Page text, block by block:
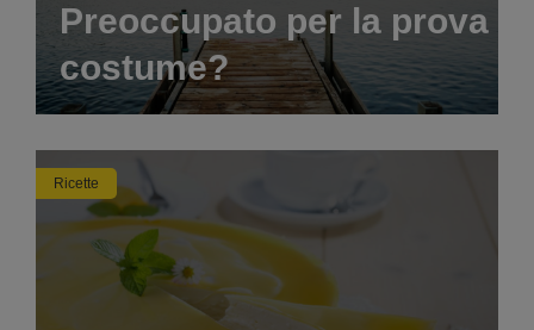
Preoccupato per la prova
costume?
Ricette